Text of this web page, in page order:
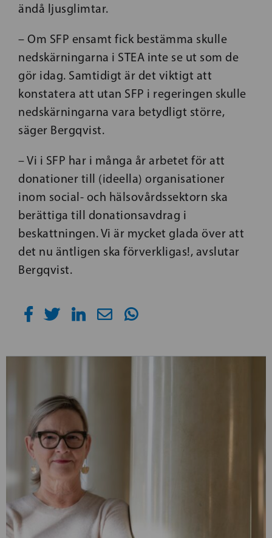
ändå ljusglimtar.
– Om SFP ensamt fick bestämma skulle
nedskärningarna i STEA inte se ut som de
gör idag. Samtidigt är det viktigt att
konstatera att utan SFP i regeringen skulle
nedskärningarna vara betydligt större,
säger Bergqvist.
– Vi i SFP har i många år arbetet för att
donationer till (ideella) organisationer
inom social- och hälsovårdssektorn ska
berättiga till donationsavdrag i
beskattningen. Vi är mycket glada över att
det nu äntligen ska förverkligas!, avslutar
Bergqvist.